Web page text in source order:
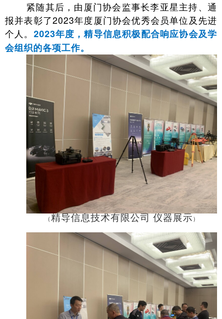
紧随其后，由厦门协会监事长李亚星主持、通
报并表彰了2023年度厦门协会优秀会员单位及先进
个人。 2023年度，精导信息积极配合响应协会及学
会组织的各项工作。
（ 精导信息技术有限公司 仪器展示 ）